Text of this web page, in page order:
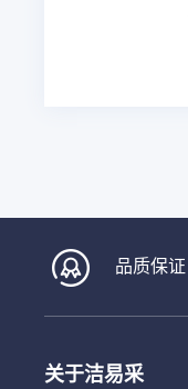
品质保证
关于洁易采